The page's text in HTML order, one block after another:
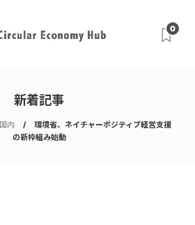
0
新着記事
国内
環境省、ネイチャーポジティブ経営支援
の新枠組み始動